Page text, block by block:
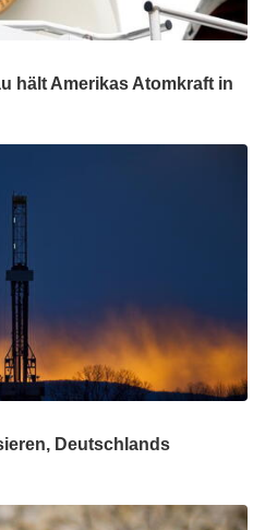
hält Amerikas Atomkraft in
Deutschlands